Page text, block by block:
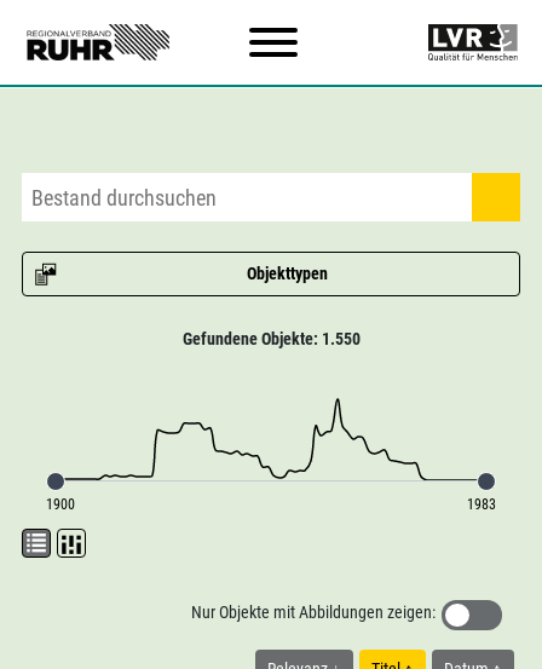
Objekttypen
Gefundene Objekte: 1.550
1900 1983
Nur Objekte mit Abbildungen zeigen: